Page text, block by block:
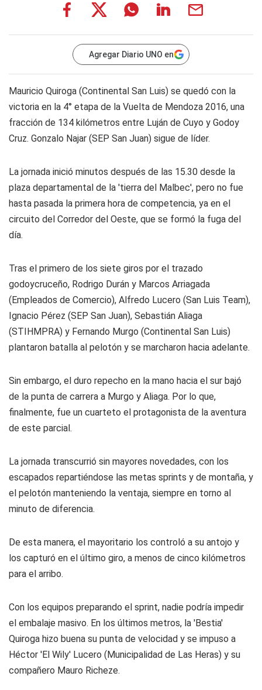
Agregar Diario UNO en
Mauricio Quiroga (Continental San Luis) se quedó con la
victoria en la 4° etapa de la Vuelta de Mendoza 2016, una
fracción de 134 kilómetros entre Luján de Cuyo y Godoy
Cruz. Gonzalo Najar (SEP San Juan) sigue de líder.
La jornada inició minutos después de las 15.30 desde la
plaza departamental de la 'tierra del Malbec', pero no fue
hasta pasada la primera hora de competencia, ya en el
circuito del Corredor del Oeste, que se formó la fuga del
día.
Tras el primero de los siete giros por el trazado
godoycruceño, Rodrigo Durán y Marcos Arriagada
(Empleados de Comercio), Alfredo Lucero (San Luis Team),
Ignacio Pérez (SEP San Juan), Sebastián Aliaga
(STIHMPRA) y Fernando Murgo (Continental San Luis)
plantaron batalla al pelotón y se marcharon hacia adelante.
Sin embargo, el duro repecho en la mano hacia el sur bajó
de la punta de carrera a Murgo y Aliaga. Por lo que,
finalmente, fue un cuarteto el protagonista de la aventura
de este parcial.
La jornada transcurrió sin mayores novedades, con los
escapados repartiéndose las metas sprints y de montaña, y
el pelotón manteniendo la ventaja, siempre en torno al
minuto de diferencia.
De esta manera, el mayoritario los controló a su antojo y
los capturó en el último giro, a menos de cinco kilómetros
para el arribo.
Con los equipos preparando el sprint, nadie podría impedir
el embalaje masivo. En los últimos metros, la 'Bestia'
Quiroga hizo buena su punta de velocidad y se impuso a
Héctor 'El Wily' Lucero (Municipalidad de Las Heras) y su
compañero Mauro Richeze.